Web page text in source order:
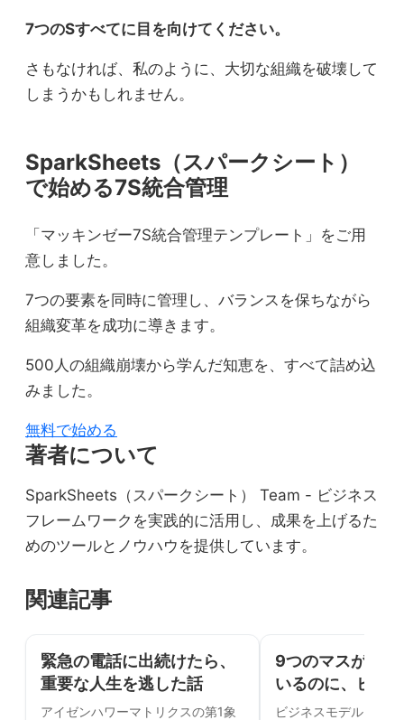
7つのSすべてに目を向けてください。
さもなければ、私のように、大切な組織を破壊して
しまうかもしれません。
SparkSheets（スパークシート）
で始める7S統合管理
「マッキンゼー7S統合管理テンプレート」をご用
意しました。
7つの要素を同時に管理し、バランスを保ちながら
組織変革を成功に導きます。
500人の組織崩壊から学んだ知恵を、すべて詰め込
みました。
無料で始める
著者について
SparkSheets（スパークシート） Team - ビジネス
フレームワークを実践的に活用し、成果を上げるた
めのツールとノウハウを提供しています。
関連記事
緊急の電話に出続けたら、
重要な人生を逃した話
アイゼンハワーマトリクスの第1象
9つのマスが全部
いるのに、ビジ
した日
ビジネスモデルキャ